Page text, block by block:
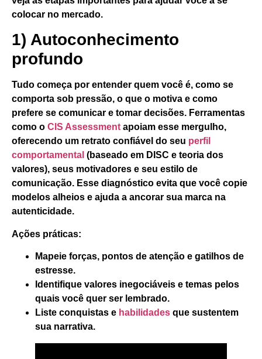
colocar no mercado.
1) Autoconhecimento
profundo
Tudo começa por entender quem você é, como se
comporta sob pressão, o que o motiva e como
prefere se comunicar e tomar decisões. Ferramentas
como o CIS Assessment apoiam esse mergulho,
oferecendo um retrato confiável do seu perfil
comportamental (baseado em DISC e teoria dos
valores), seus motivadores e seu estilo de
comunicação. Esse diagnóstico evita que você copie
modelos alheios e ajuda a ancorar sua marca na
autenticidade.
Ações práticas:
Mapeie forças, pontos de atenção e gatilhos de
estresse.
Identifique valores inegociáveis e temas pelos
quais você quer ser lembrado.
Liste conquistas e habilidades que sustentem
sua narrativa.